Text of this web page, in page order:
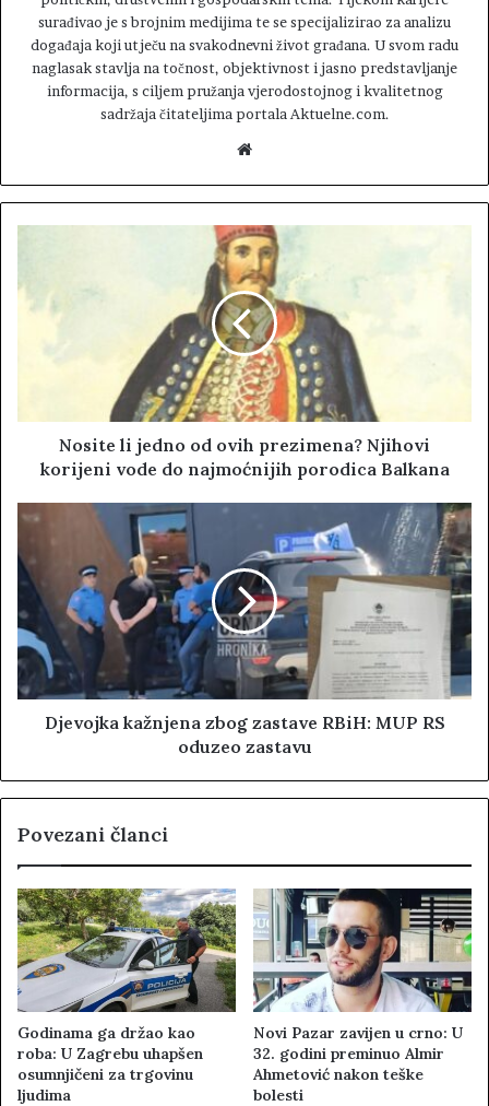
surađivao je s brojnim medijima te se specijalizirao za analizu
događaja koji utječu na svakodnevni život građana. U svom radu
naglasak stavlja na točnost, objektivnost i jasno predstavljanje
informacija, s ciljem pružanja vjerodostojnog i kvalitetnog
sadržaja čitateljima portala Aktuelne.com.
b
s
i
t
e
Nosite li jedno od ovih prezimena? Njihovi
korijeni vode do najmoćnijih porodica Balkana
Djevojka kažnjena zbog zastave RBiH: MUP RS
oduzeo zastavu
Povezani članci
Godinama ga držao kao
roba: U Zagrebu uhapšen
osumnjičeni za trgovinu
ljudima
Novi Pazar zavijen u crno: U
32. godini preminuo Almir
Ahmetović nakon teške
bolesti